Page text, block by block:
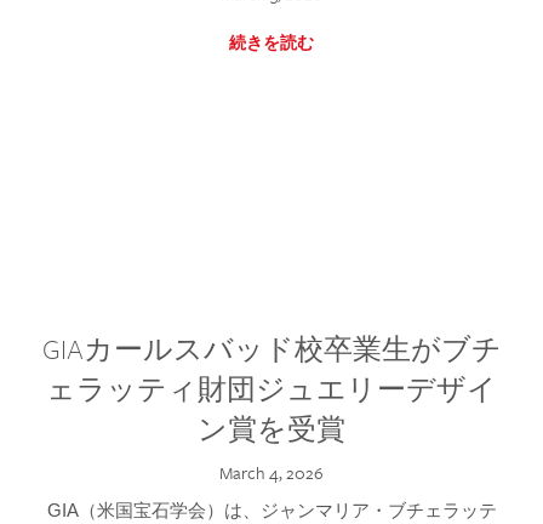
続きを読む
GIAカールスバッド校卒業生がブチ
ェラッティ財団ジュエリーデザイ
ン賞を受賞
March 4, 2026
GIA（米国宝石学会）は、ジャンマリア・ブチェラッテ